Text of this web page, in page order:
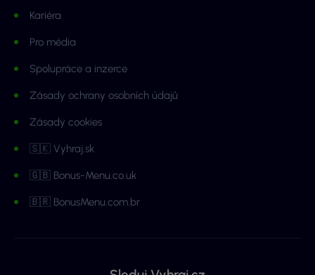
Kariéra
Pro média
Spolupráce a inzerce
Zásady ochrany osobních údajů
Zásady cookies
🇸🇰 Vyhraj.sk
🇬🇧 Bonus-Menu.co.uk
🇧🇷 BonusMenu.com.br